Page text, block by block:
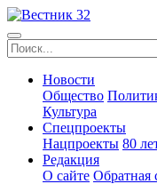
Новости
Общество
Культура
Спецпроекты
Нацпроекты 80
Редакция
О сайте Обратная